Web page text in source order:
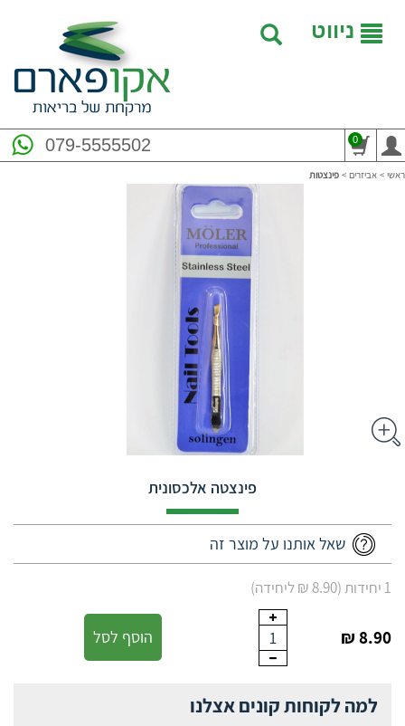
ניווט
079-5555502 0
ראשי > אביזרים > פינצטות
פינצטה אלכסונית
שאל אותנו על מוצר זה
1 יחידות (8.90 ₪ ליחידה)
8.90 ₪
1 הוסף לסל
למה לקוחות קונים אצלנו